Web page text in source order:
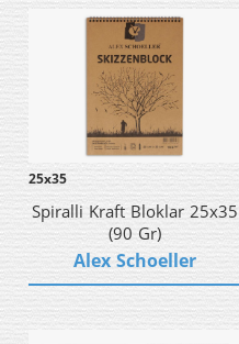
25x35
Spiralli Kraft Bloklar 25x35
(90 Gr)
Alex Schoeller